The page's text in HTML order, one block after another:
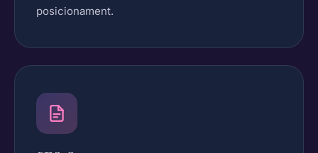
posicionament.